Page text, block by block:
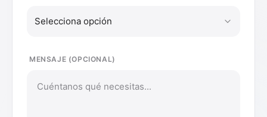
Selecciona opción
MENSAJE (OPCIONAL)